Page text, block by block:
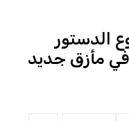
الدستور
مأزق جديد